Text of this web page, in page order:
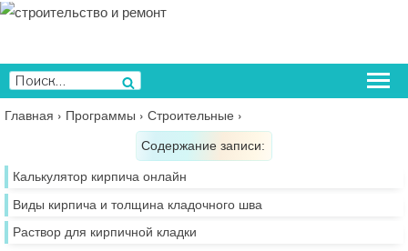
Перейти
содержимому
Искать:
Поиск
Главная › Программы › Строительные ›
Содержание записи:
Калькулятор кирпича онлайн
Виды кирпича и толщина кладочного шва
Раствор для кирпичной кладки